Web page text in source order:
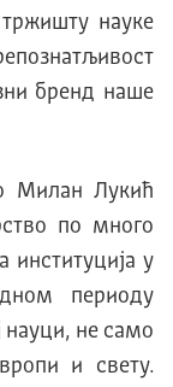
науке
бренд наше
Милан Лукић
по много
институција у
периоду
науци, не само
и свету.